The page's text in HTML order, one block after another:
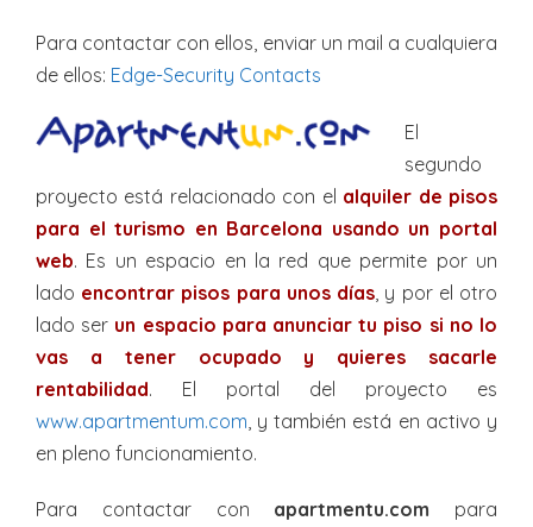
Para contactar con ellos, enviar un mail a cualquiera
de ellos: Edge-Security Contacts
El
segundo
proyecto está relacionado con el alquiler de pisos
para el turismo en Barcelona usando un portal
web. Es un espacio en la red que permite por un
lado encontrar pisos para unos días , y por el otro
lado ser un espacio para anunciar tu piso si no lo
vas a tener ocupado y quieres sacarle
rentabilidad. El portal del proyecto es
www.apartmentum.com , y también está en activo y
en pleno funcionamiento.
Para contactar con apartmentu.com para